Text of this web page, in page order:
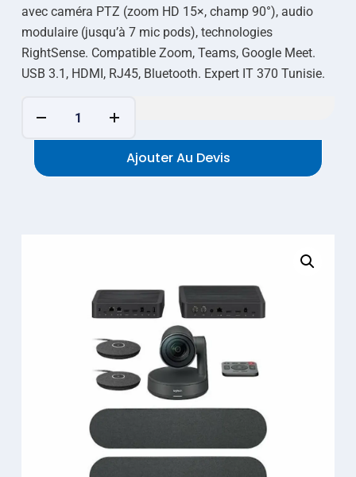
avec caméra PTZ (zoom HD 15×, champ 90°), audio
modulaire (jusqu’à 7 mic pods), technologies
RightSense. Compatible Zoom, Teams, Google Meet.
USB 3.1, HDMI, RJ45, Bluetooth. Expert IT 370 Tunisie.
Ajouter Au Devis